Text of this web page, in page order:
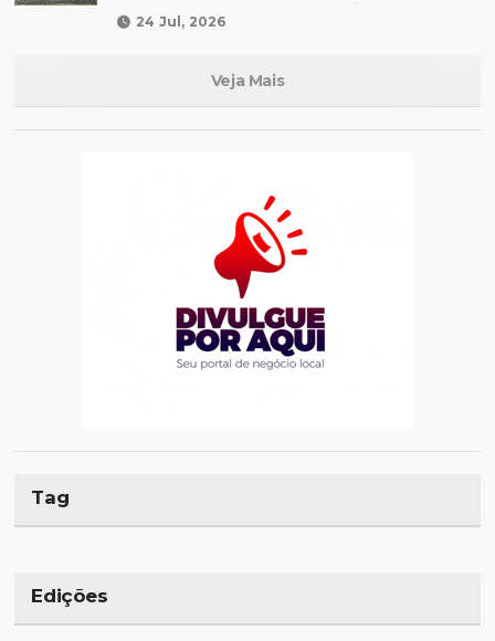
24 Jul, 2026
Veja Mais
Tag
Edições